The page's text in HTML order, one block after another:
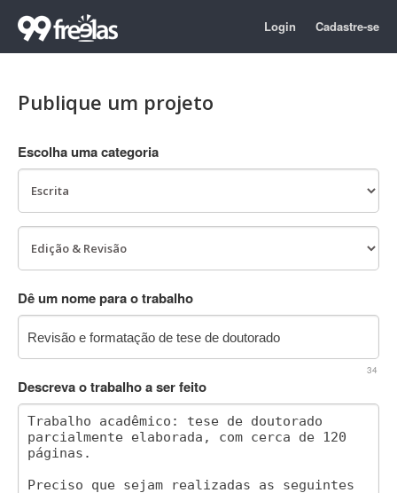
Login Cadastre-se
Publique um projeto
Escolha uma categoria
Dê um nome para o trabalho
34
Descreva o trabalho a ser feito